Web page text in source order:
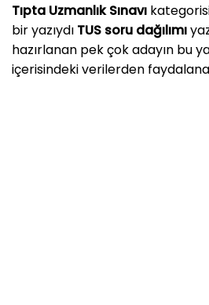
Tıpta Uzmanlık Sınavı
bir yazıydı TUS soru dağılımı
hazırlanan pek çok adayın bu
içerisindeki verilerden